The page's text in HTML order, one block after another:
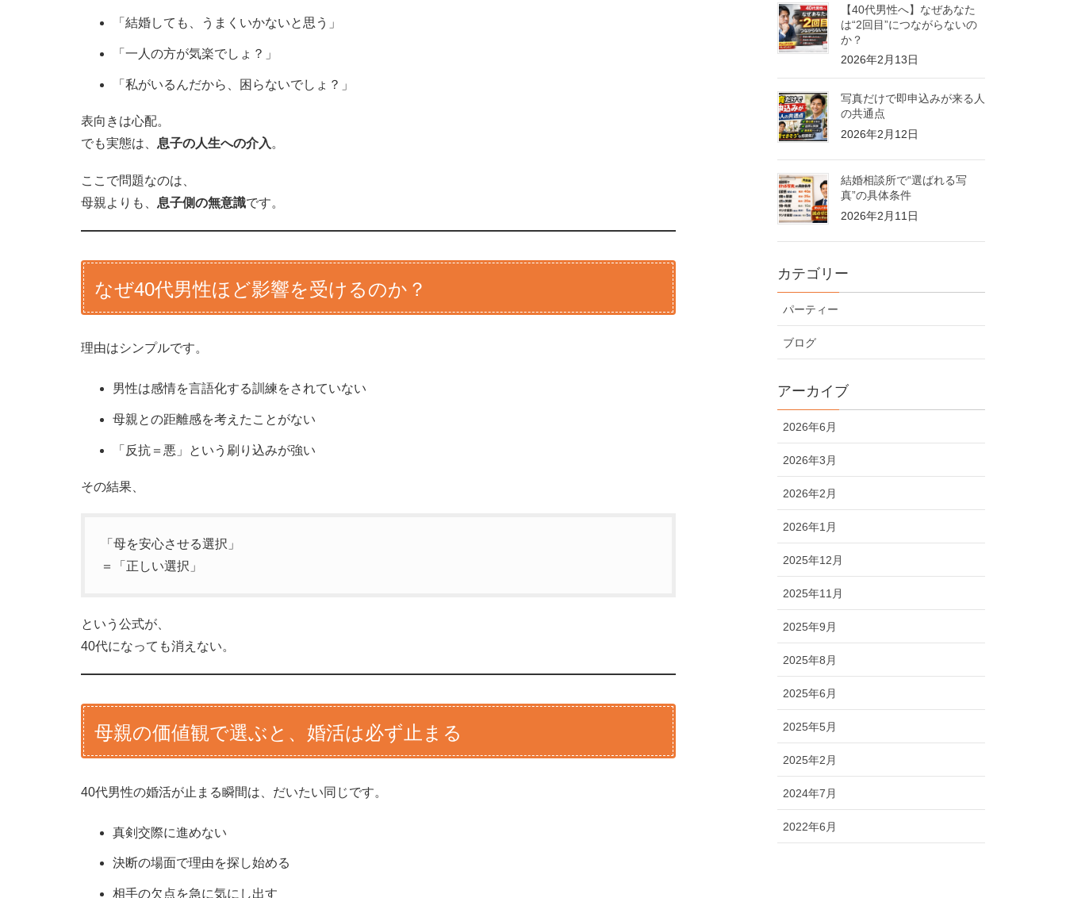
「結婚しても、うまくいかないと思う」
「一人の方が気楽でしょ？」
「私がいるんだから、困らないでしょ？」
表向きは心配。
でも実態は、 息子の人生への介入 。
ここで問題なのは、
母親よりも、 息子側の無意識です。
なぜ40代男性ほど影響を受けるのか？
理由はシンプルです。
男性は感情を言語化する訓練をされていない
母親との距離感を考えたことがない
「反抗＝悪」という刷り込みが強い
その結果、
「母を安心させる選択」
＝「正しい選択」
という公式が、
40代になっても消えない。
母親の価値観で選ぶと、婚活は必ず止まる
40代男性の婚活が止まる瞬間は、だいたい同じです。
真剣交際に進めない
決断の場面で理由を探し始める
相手の欠点を急に気にし出す
【40代男性へ】なぜあなた
は“2回目”につながらないの
か？
2026年2月13日
写真だけで即申込みが来る人
の共通点
2026年2月12日
結婚相談所で“選ばれる写
真”の具体条件
2026年2月11日
カテゴリー
パーティー
ブログ
アーカイブ
2026年6月
2026年3月
2026年2月
2026年1月
2025年12月
2025年11月
2025年9月
2025年8月
2025年6月
2025年5月
2025年2月
2024年7月
2022年6月